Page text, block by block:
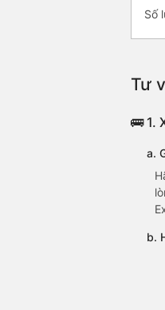
Số
Tư
🚌 1.
a.
b.